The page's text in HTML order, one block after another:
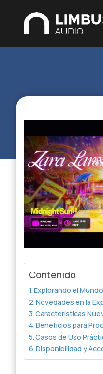
Contenido
Explorando el
Novedades en la
Características
Beneficios para
Casos de Uso
Disponibilidad y